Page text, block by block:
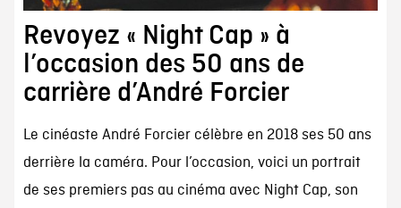
Revoyez « Night Cap » à
l’occasion des 50 ans de
carrière d’André Forcier
Le cinéaste André Forcier célèbre en 2018 ses 50 ans
derrière la caméra. Pour l’occasion, voici un portrait
de ses premiers pas au cinéma avec Night Cap, son